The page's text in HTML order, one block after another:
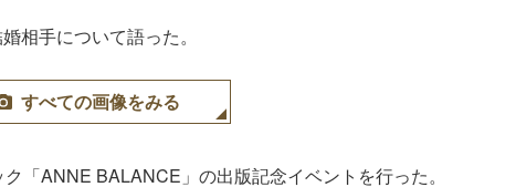
相手について語った。
すべての画像をみる
「ANNE BALANCE」の出版記念イベントを行った。